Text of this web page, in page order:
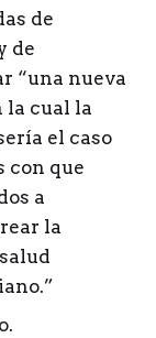
de
de
“una nueva
la cual la
el caso
con que
a
la